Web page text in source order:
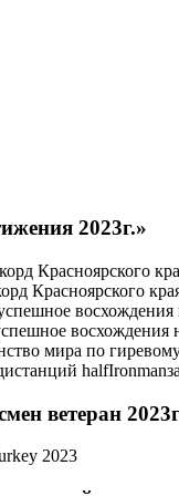
2023г.»
Красноярского
Красноярского
восхождения
мира по
ветеран
2023